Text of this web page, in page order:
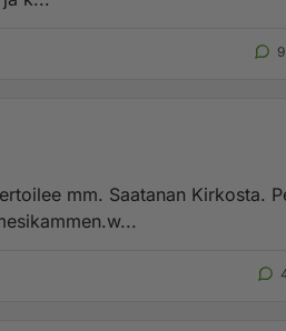
9
mm. Saatanan Kirkosta.
:D http://mesikammen.w...